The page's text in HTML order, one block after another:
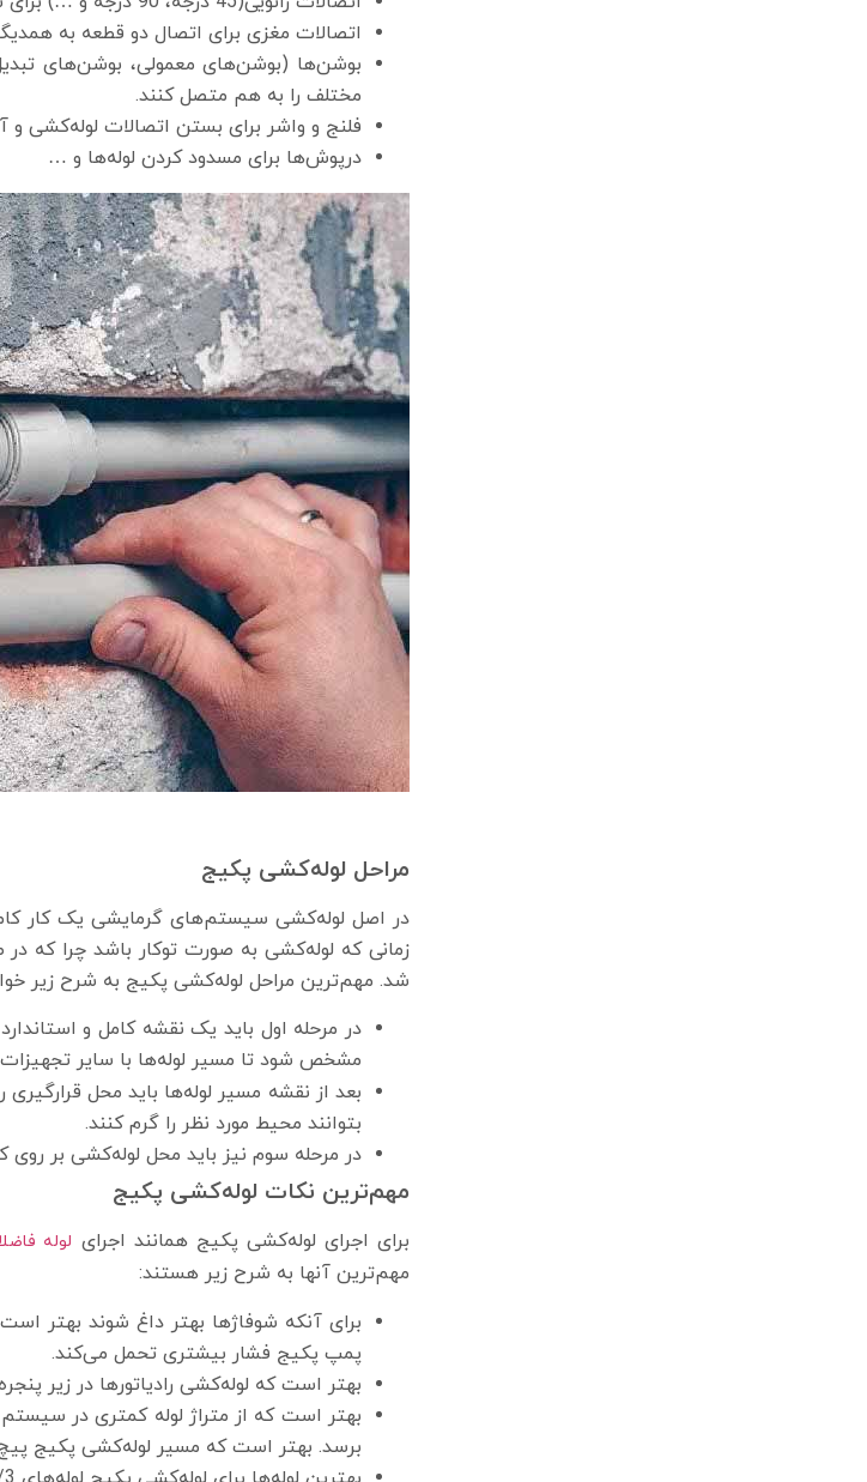
اتصالات مغزی برای اتصال دو قطعه به
بوشن‌ها (بوشن‌های معمولی، بوشن‌های
مختلف را به هم متصل کنند.
فلنج و واشر برای بستن اتصالات لوله‌کشی
درپوش‌ها برای مسدود کردن لوله‌ها و …
مراحل لوله‌کشی پکیج
در اصل لوله‌کشی سیستم‌های گرمایشی یک کار
زمانی که لوله‌کشی به صورت توکار باشد چرا که
شد. مهم‌ترین مراحل لوله‌کشی پکیج به شرح زیر
در مرحله اول باید یک نقشه کامل و
مشخص شود تا مسیر لوله‌ها با سایر تجهیزات
بعد از نقشه مسیر لوله‌ها باید محل
بتوانند محیط مورد نظر را گرم کنند.
در مرحله سوم نیز باید محل لوله‌کشی بر روی
مهم‌ترین نکات لوله‌کشی پکیج
برای اجرای لوله‌کشی پکیج همانند اجرای لوله
مهم‌ترین آنها به شرح زیر هستند:
برای آنکه شوفاژها بهتر داغ شوند بهتر
پمپ پکیج فشار بیشتری تحمل می‌کند.
بهتر است که لوله‌کشی رادیاتورها در زیر
بهتر است که از متراژ لوله کمتری در
برسد. بهتر است که مسیر لوله‌کشی پکیج